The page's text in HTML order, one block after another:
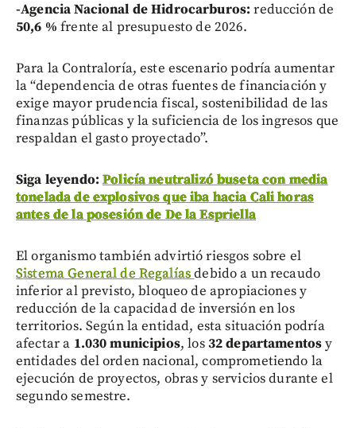
-Agencia Nacional de Hidrocarburos: reducción de
50,6 % frente al presupuesto de 2026.
Para la Contraloría, este escenario podría aumentar
la “dependencia de otras fuentes de financiación y
exige mayor prudencia fiscal, sostenibilidad de las
finanzas públicas y la suficiencia de los ingresos que
respaldan el gasto proyectado”.
Siga leyendo:Policía neutralizó buseta con media
tonelada de explosivos que iba hacia Cali horas
antes de la posesión de De la Espriella
El organismo también advirtió riesgos sobre el
Sistema General de Regalíasdebido a un recaudo
inferior al previsto, bloqueo de apropiaciones y
reducción de la capacidad de inversión en los
territorios. Según la entidad, esta situación podría
afectar a 1.030 municipios, los32 departamentosy
entidades del orden nacional, comprometiendo la
ejecución de proyectos, obras y servicios durante el
segundo semestre.